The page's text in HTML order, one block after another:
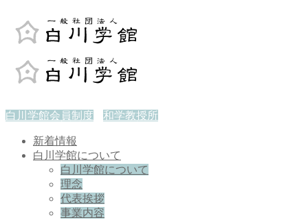
白川学館会員制度 和学教授所
新着情報
白川学館について
白川学館について
理念
代表挨拶
事業内容